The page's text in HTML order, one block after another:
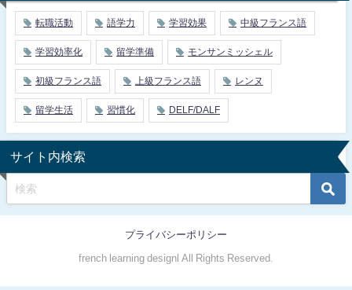
転職活動 語学力 学習効果 中級フランス語
学習効率化 留学準備 モンサンミッシェル
初級フランス語 上級フランス語 レンヌ
留学生活 習慣化 DELF/DALF
サイト内検索
プライバシーポリシー
french learning designl All Rights Reserved.